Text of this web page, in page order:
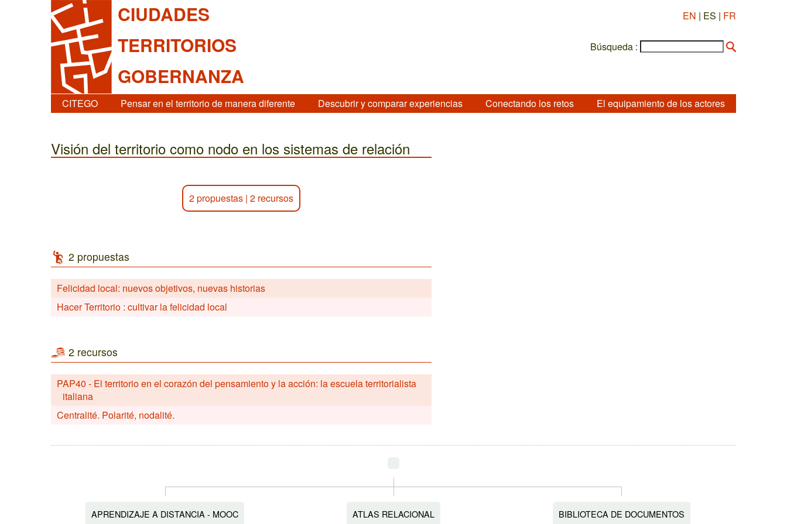
CIUDADES
TERRITORIOS
GOBERNANZA
EN | ES | FR
Búsqueda :
CITEGO Pensar en el territorio de manera diferente Descubrir y comparar experiencias Conectando los retos El equipamiento de los actores
Visión del territorio como nodo en los sistemas de relación
2 propuestas | 2 recursos
2 propuestas
Felicidad local: nuevos objetivos, nuevas historias
Hacer Territorio : cultivar la felicidad local
2 recursos
PAP40 - El territorio en el corazón del pensamiento y la acción: la escuela territorialista
italiana
Centralité. Polarité, nodalité.
APRENDIZAJE A DISTANCIA - MOOC ATLAS RELACIONAL BIBLIOTECA DE DOCUMENTOS